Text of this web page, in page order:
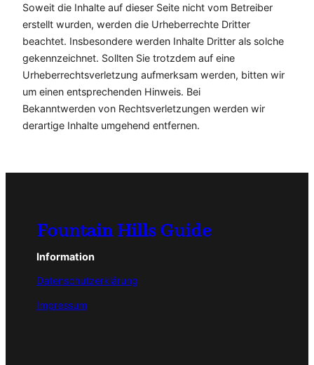
Soweit die Inhalte auf dieser Seite nicht vom Betreiber
erstellt wurden, werden die Urheberrechte Dritter
beachtet. Insbesondere werden Inhalte Dritter als solche
gekennzeichnet. Sollten Sie trotzdem auf eine
Urheberrechtsverletzung aufmerksam werden, bitten wir
um einen entsprechenden Hinweis. Bei
Bekanntwerden von Rechtsverletzungen werden wir
derartige Inhalte umgehend entfernen.
Fountain Hills Guide
Information
Datenschutzerklärung
Impressum